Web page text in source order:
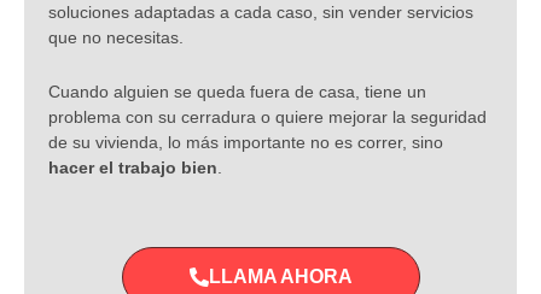
soluciones adaptadas a cada caso, sin vender servicios
que no necesitas.
Cuando alguien se queda fuera de casa, tiene un
problema con su cerradura o quiere mejorar la seguridad
de su vivienda, lo más importante no es correr, sino
hacer el trabajo bien
LLAMA AHORA